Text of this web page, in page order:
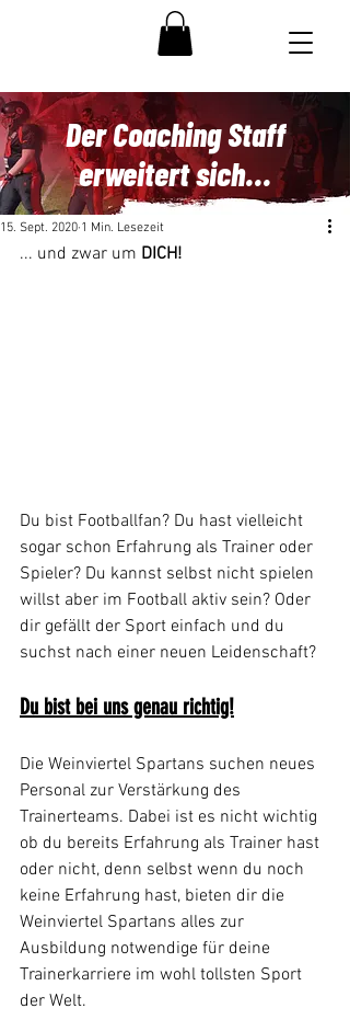
Der Coaching Staff
erweitert sich...
15. Sept. 2020 1 Min. Lesezeit
... und zwar um DICH!
Du bist Footballfan? Du hast vielleicht
sogar schon Erfahrung als Trainer oder
Spieler? Du kannst selbst nicht spielen
willst aber im Football aktiv sein? Oder
dir gefällt der Sport einfach und du
suchst nach einer neuen Leidenschaft?
Du bist bei uns genau richtig!
Die Weinviertel Spartans suchen neues
Personal zur Verstärkung des
Trainerteams. Dabei ist es nicht wichtig
ob du bereits Erfahrung als Trainer hast
oder nicht, denn selbst wenn du noch
keine Erfahrung hast, bieten dir die
Weinviertel Spartans alles zur
Ausbildung notwendige für deine
Trainerkarriere im wohl tollsten Sport
der Welt.